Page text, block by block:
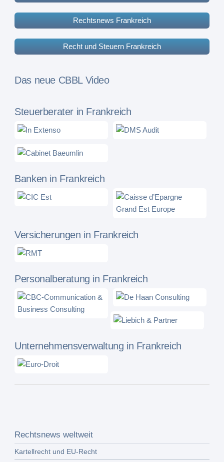
Rechtsnews Frankreich
Recht und Steuern Frankreich
Das neue CBBL Video
Steuerberater in Frankreich
Banken in Frankreich
Versicherungen in Frankreich
Personalberatung in Frankreich
Unternehmensverwaltung in Frankreich
Rechtsnews weltweit
Kartellrecht und EU-Recht